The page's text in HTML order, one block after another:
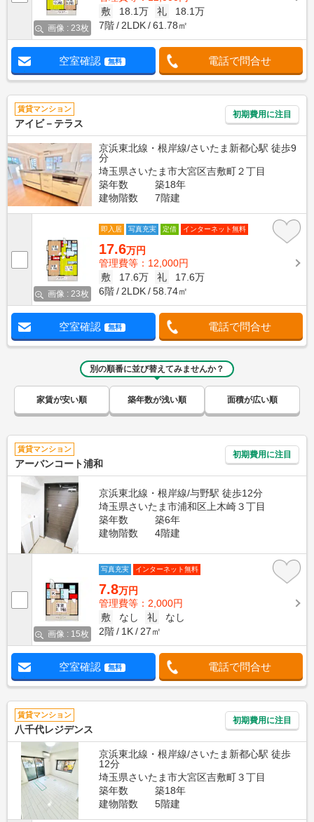
画像 : 23枚
敷
18.1万 礼
18.1万
7階
2LDK 61.78㎡
空室確認 無料 電話で問合せ
賃貸マンション
アイビ－テラス
初期費用に注目
京浜東北線・根岸線/さいたま新都心駅 徒歩9
分
埼玉県さいたま市大宮区吉敷町２丁目
築年数
築18年
建物階数
7階建
画像 : 23枚
即入居 写真充実 定借 インターネット無料
17.6万円
管理費等：12,000円
敷
17.6万 礼
17.6万
6階
2LDK 58.74㎡
空室確認 無料 電話で問合せ
別の順番に並び替えてみませんか？
家賃が安い順 築年数が浅い順 面積が広い順
賃貸マンション
アーバンコート浦和
初期費用に注目
京浜東北線・根岸線/与野駅 徒歩12分
埼玉県さいたま市浦和区上木崎３丁目
築年数
築6年
建物階数
4階建
画像 : 15枚
写真充実 インターネット無料
7.8万円
管理費等：2,000円
敷
なし 礼
なし
2階
1K 27㎡
空室確認 無料 電話で問合せ
賃貸マンション
八千代レジデンス
初期費用に注目
京浜東北線・根岸線/さいたま新都心駅 徒歩
12分
埼玉県さいたま市大宮区吉敷町３丁目
築年数
築18年
建物階数
5階建